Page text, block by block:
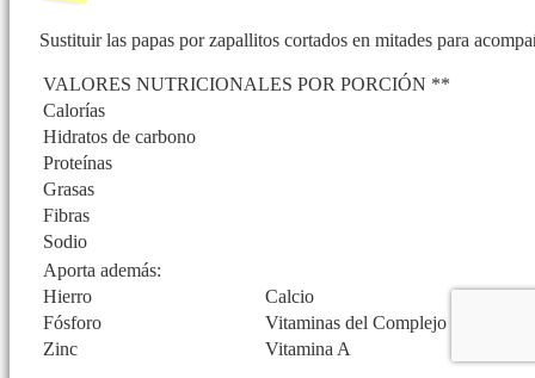
Sustituir las papas por zapallitos cortados en mitades para
VALORES NUTRICIONALES POR PORCIÓN **
Calorías
Hidratos de carbono
Proteínas
Grasas
Fibras
Sodio
Aporta además:
Hierro
Calcio
Fósforo
Vitaminas del Complejo B
Zinc
Vitamina A